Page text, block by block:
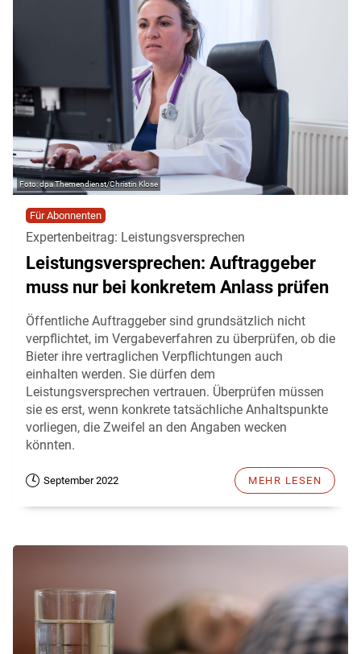
dpa Themendienst/Christin Klose
Für Abonnenten
Expertenbeitrag: Leistungsversprechen
Leistungsversprechen: Auftraggeber
muss nur bei konkretem Anlass prüfen
Öffentliche Auftraggeber sind grundsätzlich nicht
verpflichtet, im Vergabeverfahren zu überprüfen, ob die
Bieter ihre vertraglichen Verpflichtungen auch
einhalten werden. Sie dürfen dem
Leistungsversprechen vertrauen. Überprüfen müssen
sie es erst, wenn konkrete tatsächliche Anhaltspunkte
vorliegen, die Zweifel an den Angaben wecken
könnten.
September 2022 MEHR LESEN